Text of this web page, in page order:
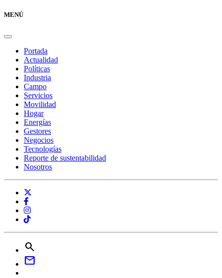
MENÚ
Portada
Actualidad
Políticas
Industria
Campo
Servicios
Movilidad
Hogar
Energías
Gestores
Negocios
Tecnologías
Reporte de sustentabilidad
Nosotros
search
mail